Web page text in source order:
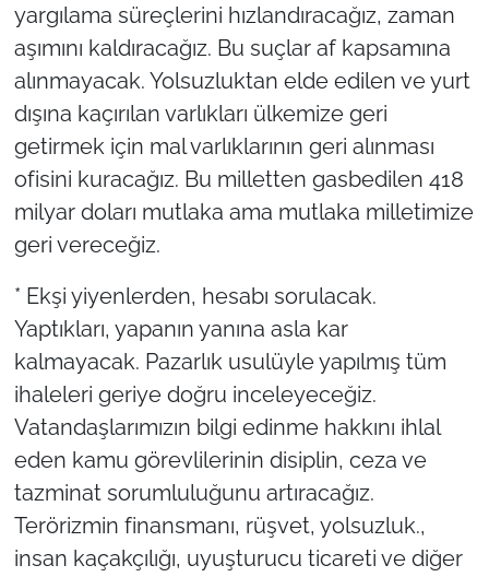
yargılama süreçlerini hızlandıracağız, zaman
aşımını kaldıracağız. Bu suçlar af kapsamına
alınmayacak. Yolsuzluktan elde edilen ve yurt
dışına kaçırılan varlıkları ülkemize geri
getirmek için mal varlıklarının geri alınması
ofisini kuracağız. Bu milletten gasbedilen 418
milyar doları mutlaka ama mutlaka milletimize
geri vereceğiz.
* Ekşi yiyenlerden, hesabı sorulacak.
Yaptıkları, yapanın yanına asla kar
kalmayacak. Pazarlık usulüyle yapılmış tüm
ihaleleri geriye doğru inceleyeceğiz.
Vatandaşlarımızın bilgi edinme hakkını ihlal
eden kamu görevlilerinin disiplin, ceza ve
tazminat sorumluluğunu artıracağız.
Terörizmin finansmanı, rüşvet, yolsuzluk.,
insan kaçakçılığı, uyuşturucu ticareti ve diğer